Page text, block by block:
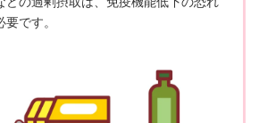
です。